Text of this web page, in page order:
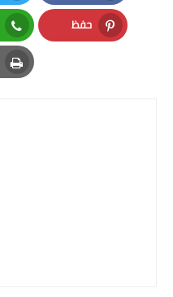
Facebook
حفظ
Pinterest